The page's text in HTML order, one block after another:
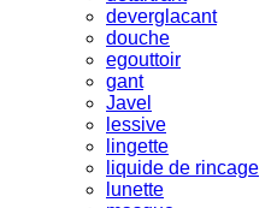
deverglacant
douche
egouttoir
gant
Javel
lessive
lingette
liquide de rincage
lunette